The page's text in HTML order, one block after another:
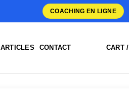
COACHING EN LIGNE
ARTICLES CONTACT CART /